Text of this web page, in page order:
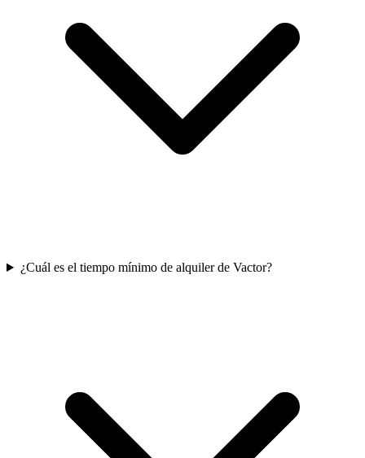
¿Cuál es el tiempo mínimo de alquiler de Vactor?